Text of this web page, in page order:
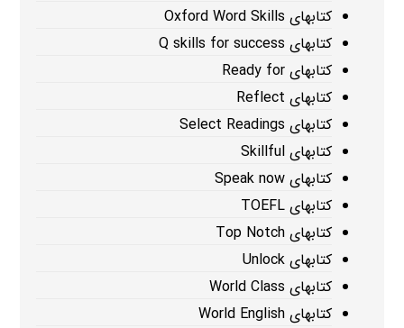
کتابهای Oxford Word Skills
کتابهای Q skills for success
کتابهای Ready for
کتابهای Reflect
کتابهای Select Readings
کتابهای Skillful
کتابهای Speak now
کتابهای TOEFL
کتابهای Top Notch
کتابهای Unlock
کتابهای World Class
کتابهای World English